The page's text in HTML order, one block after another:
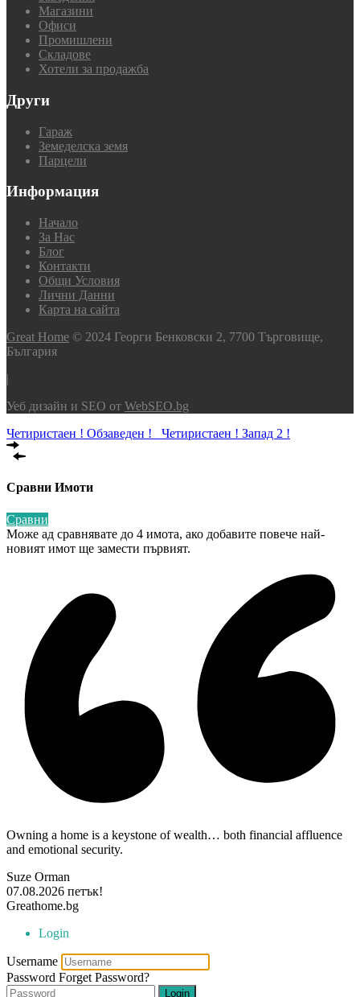
Магазини
Офиси
Промишлени
Складове
Хотели за продажба
Други
Гараж
Земеделска земя
Парцели
Информация
Начало
За Нас
Блог
Контакти
Общи Условия
Лични Данни
Карта на сайта
Great Home © 2024 Георги Бенковски 2, 7700 Търговище,
България
|
Уеб дизайн и SEO от WebSEO.bg
Четиристаен ! Обзаведен !
Четиристаен ! Запад 2 !
Сравни Имоти
Сравни
Може ад сравнявате до 4 имота, ако добавите повече най-
новият имот ще замести първият.
Owning a home is a keystone of wealth… both financial affluence
and emotional security.
Suze Orman
07.08.2026 петък!
Greathome.bg
Login
Username
Password Forget Password?
Login